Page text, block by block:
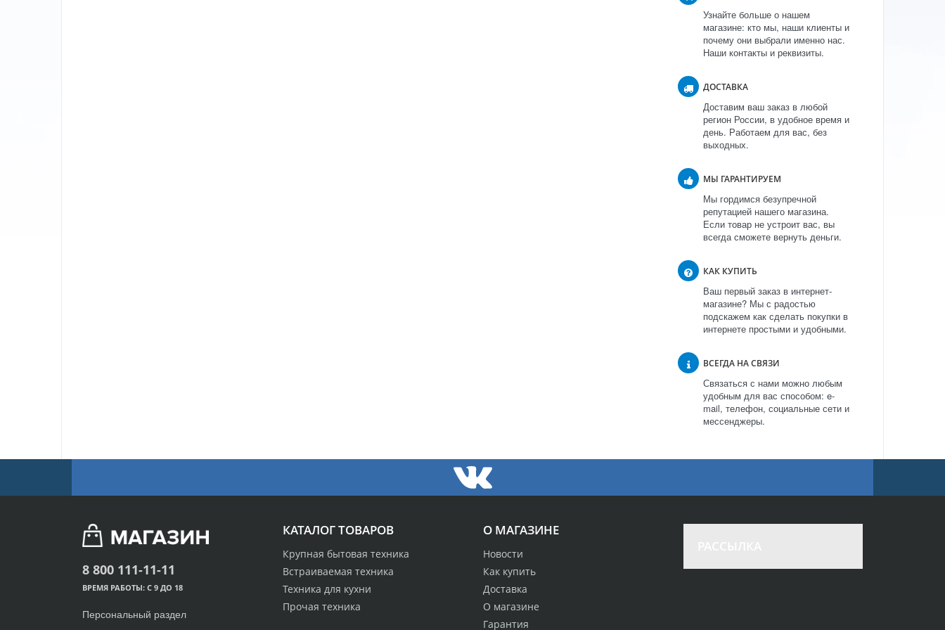
Узнайте больше о нашем
магазине: кто мы, наши клиенты и
почему они выбрали именно нас.
Наши контакты и реквизиты.
ДОСТАВКА
Доставим ваш заказ в любой
регион России, в удобное время и
день. Работаем для вас, без
выходных.
МЫ ГАРАНТИРУЕМ
Мы гордимся безупречной
репутацией нашего магазина.
Если товар не устроит вас, вы
всегда сможете вернуть деньги.
КАК КУПИТЬ
Ваш первый заказ в интернет-
магазине? Мы с радостью
подскажем как сделать покупки в
интернете простыми и удобными.
ВСЕГДА НА СВЯЗИ
Связаться с нами можно любым
удобным для вас способом: e-
mail, телефон, социальные сети и
мессенджеры.
О МАГАЗИНЕ
Новости
Как купить
Доставка
О магазине
Гарантия
КАТАЛОГ ТОВАРОВ
Крупная бытовая техника
Встраиваемая техника
Техника для кухни
Прочая техника
8 800 111-11-11
ВРЕМЯ РАБОТЫ: С 9 ДО 18
Персональный раздел